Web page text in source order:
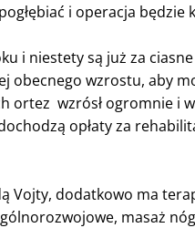
i operacja będzie
i niestety są już za
obecnego wzrostu, aby
ortez wzrósł ogromnie i
opłaty za
Vojty, dodatkowo ma
masaż